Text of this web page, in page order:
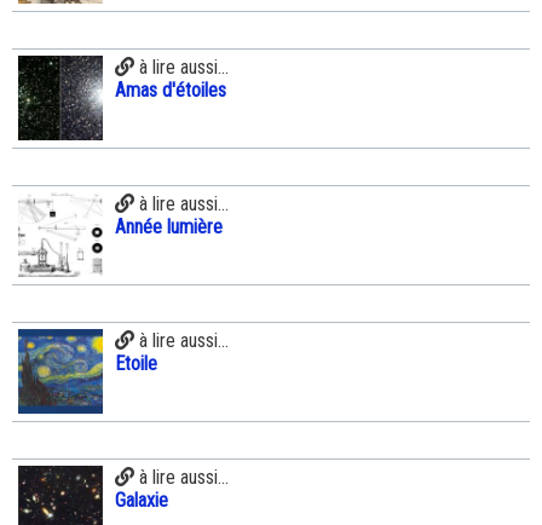
à lire aussi...
Amas d'étoiles
à lire aussi...
Année lumière
à lire aussi...
Etoile
à lire aussi...
Galaxie